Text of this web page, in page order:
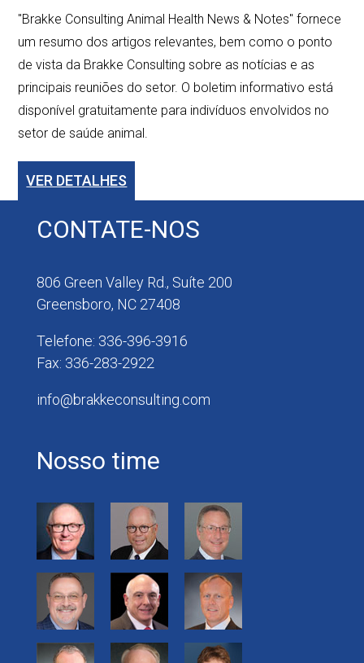
"Brakke Consulting Animal Health News & Notes" fornece
um resumo dos artigos relevantes, bem como o ponto
de vista da Brakke Consulting sobre as notícias e as
principais reuniões do setor. O boletim informativo está
disponível gratuitamente para indivíduos envolvidos no
setor de saúde animal.
VER DETALHES
CONTATE-NOS
806 Green Valley Rd., Suíte 200
Greensboro, NC 27408
Telefone: 336-396-3916
Fax: 336-283-2922
info@brakkeconsulting.com
Nosso time